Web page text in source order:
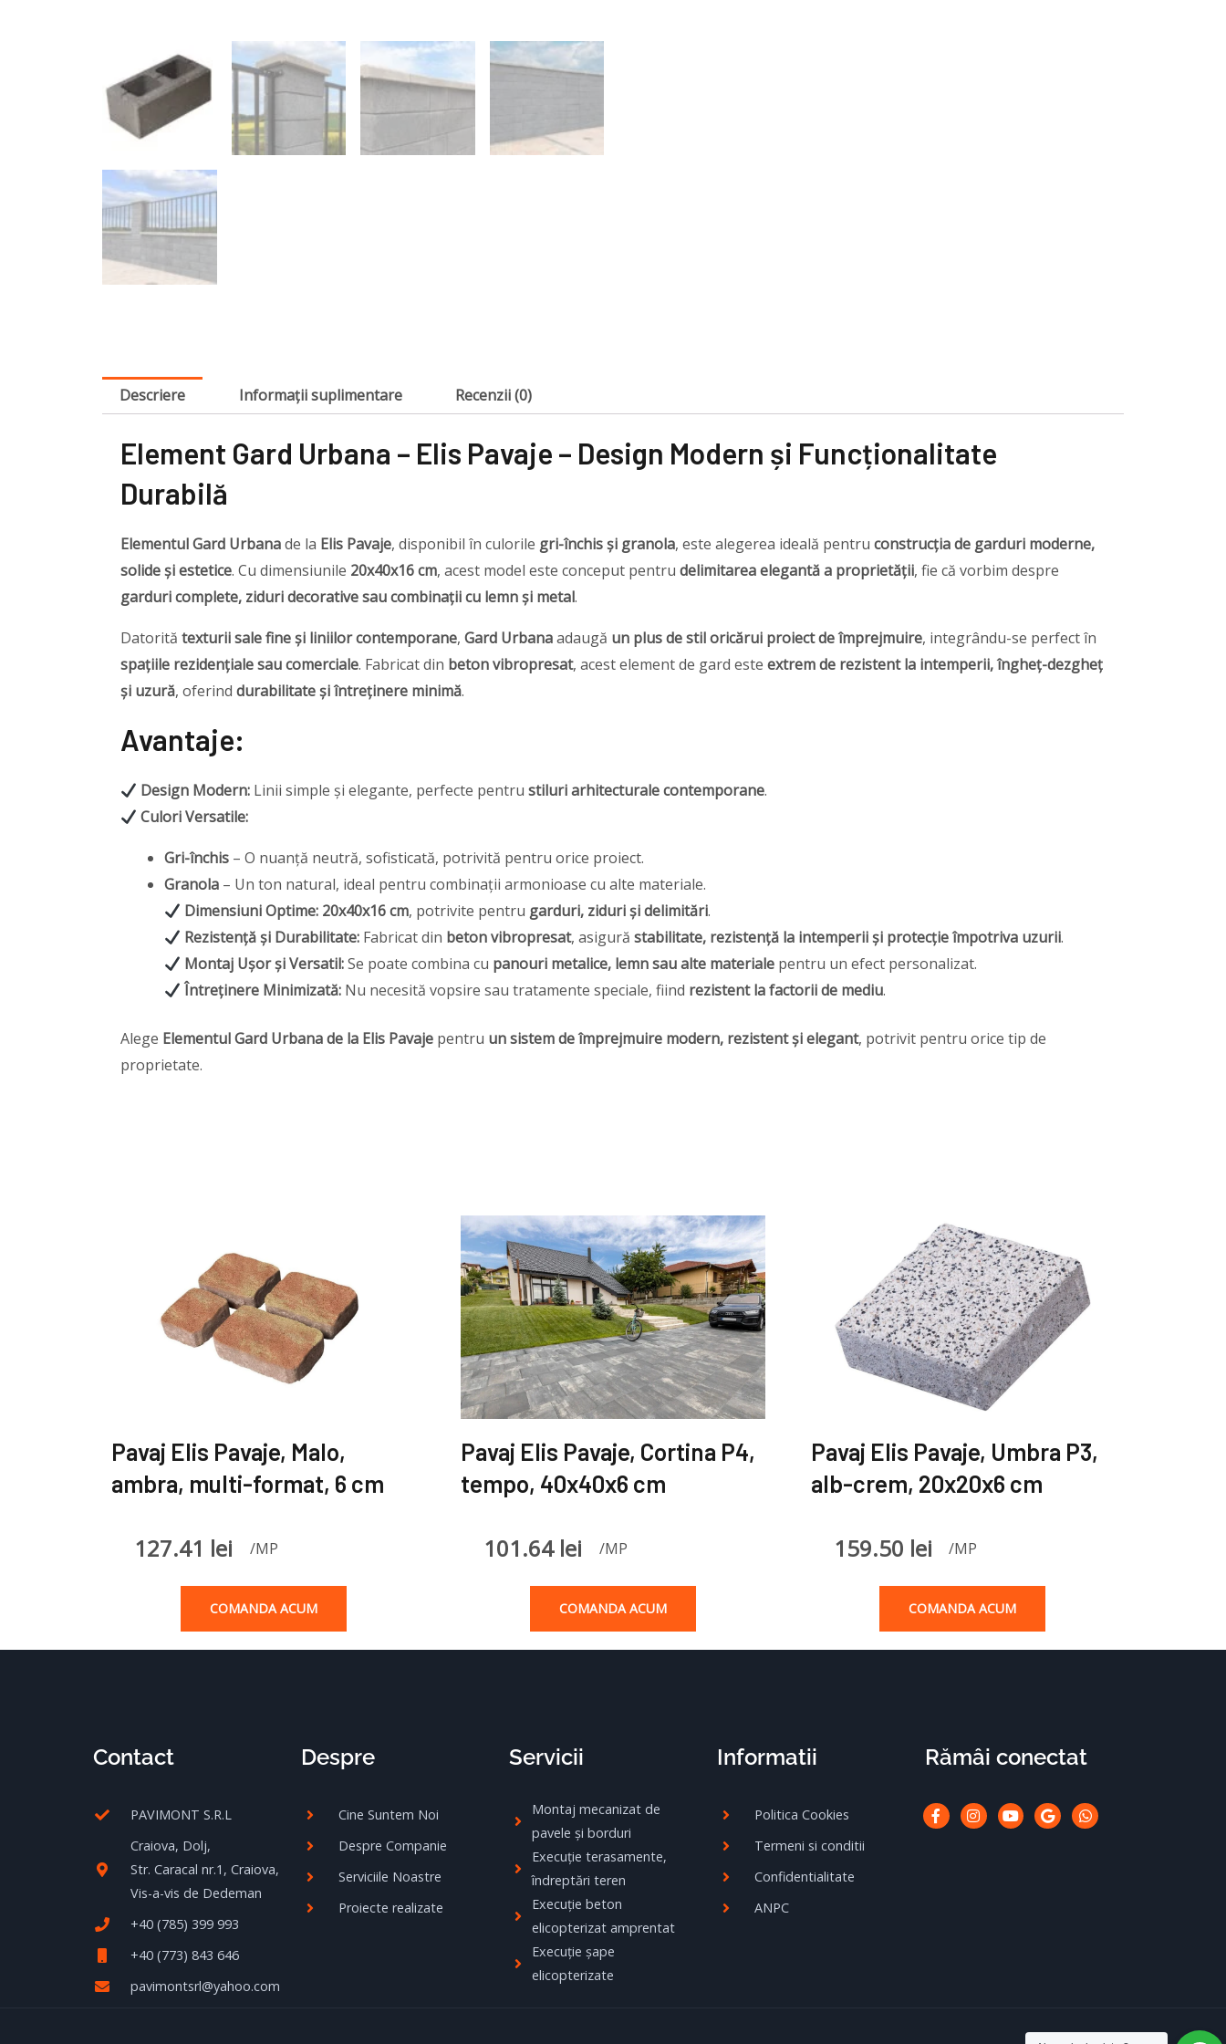
Descriere Informații suplimentare Recenzii (0)
Element Gard Urbana – Elis Pavaje – Design Modern și Funcționalitate
Durabilă
Elementul Gard Urbanade la Elis Pavaje, disponibil în culorile gri-închis și granola, este alegerea ideală pentru construcția de garduri moderne,
solide și estetice. Cu dimensiunile 20x40x16 cm, acest model este conceput pentru delimitarea elegantă a proprietății, fie că vorbim despre
garduri complete, ziduri decorative sau combinații cu lemn și metal.
Datorită texturii sale fine și liniilor contemporane, Gard Urbanaadaugă un plus de stil oricărui proiect de împrejmuire, integrându-se perfect în
spațiile rezidențiale sau comerciale. Fabricat din beton vibropresat, acest element de gard este extrem de rezistent la intemperii, îngheț-dezgheț
și uzură, oferind durabilitate și întreținere minimă.
Avantaje:
Design Modern: Linii simple și elegante, perfecte pentrustiluri arhitecturale contemporane.
Culori Versatile:
Gri-închis – O nuanță neutră, sofisticată, potrivită pentru orice proiect.
Granola – Un ton natural, ideal pentru combinații armonioase cu alte materiale.
Dimensiuni Optime: 20x40x16 cm, potrivite pentru garduri, ziduri și delimitări.
Rezistență și Durabilitate: Fabricat din beton vibropresat, asigurăstabilitate, rezistență la intemperii și protecție împotriva uzurii.
Montaj Ușor și Versatil:Se poate combina cu panouri metalice, lemn sau alte materiale pentru un efect personalizat.
Întreținere Minimizată: Nu necesită vopsire sau tratamente speciale, fiind rezistent la factorii de mediu.
Alege Elementul Gard Urbana de la Elis Pavaje pentru un sistem de împrejmuire modern, rezistent și elegant, potrivit pentru orice tip de
proprietate.
Pavaj Elis Pavaje, Malo,
ambra, multi-format, 6 cm
127.41 lei /MP
COMANDA ACUM
Pavaj Elis Pavaje, Cortina P4,
tempo, 40x40x6 cm
101.64 lei /MP
COMANDA ACUM
Pavaj Elis Pavaje, Umbra P3,
alb-crem, 20x20x6 cm
159.50 lei /MP
COMANDA ACUM
Contact
PAVIMONT S.R.L
Craiova, Dolj,
Str. Caracal nr.1, Craiova,
Vis-a-vis de Dedeman
+40 (785) 399 993
+40 (773) 843 646
pavimontsrl@yahoo.com
Despre
Cine Suntem Noi
Despre Companie
Serviciile Noastre
Proiecte realizate
Servicii
Montaj mecanizat de
pavele și borduri
Execuție terasamente,
îndreptări teren
Execuție beton
elicopterizat amprentat
Execuție șape
elicopterizate
Informatii
Politica Cookies
Termeni si conditii
Confidentialitate
ANPC
Rămâi conectat
Facebook-
f
Instagram
YoutubeGoogleWhatsapp